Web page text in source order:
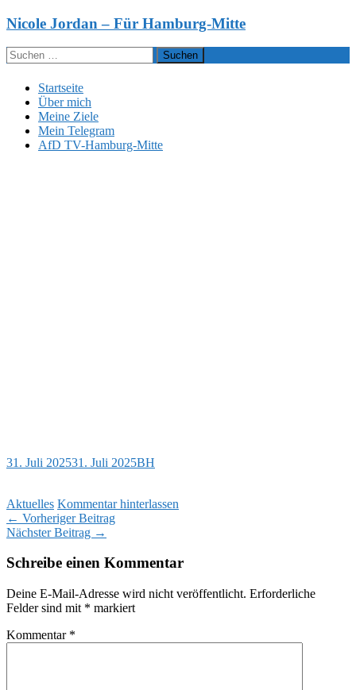
Zum
springen
Nicole Jordan – Für Hamburg-Mitte
Suchen
nach:
Startseite
Über mich
Meine Ziele
Mein Telegram
AfD TV-Hamburg-Mitte
31. Juli 202531. Juli 2025BH
Aktuelles Kommentar hinterlassen
Beitragsnavigation
← Vorheriger Beitrag
Nächster Beitrag →
Schreibe einen Kommentar
Deine E-Mail-Adresse wird nicht veröffentlicht. Erforderliche
Felder sind mit * markiert
Kommentar *